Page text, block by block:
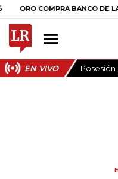
COMPRA BANCO DE LA
EN VIVO